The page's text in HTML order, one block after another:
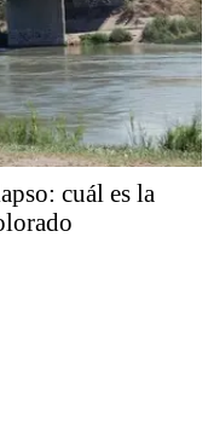
cuál es la